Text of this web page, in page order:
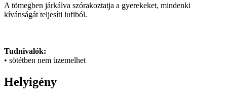
A tömegben járkálva szórakoztatja a gyerekeket, mindenki
kívánságát teljesíti lufiból.
Tudnivalók:
• sötétben nem üzemelhet
Helyigény